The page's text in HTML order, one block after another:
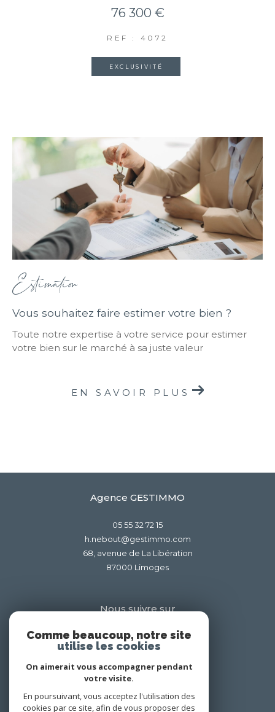
76 300 €
REF : 4072
EXCLUSIVITÉ
Estimation
Vous souhaitez faire estimer votre bien ?
Toute notre expertise à votre service pour estimer
votre bien sur le marché à sa juste valeur
EN SAVOIR PLUS
Agence GESTIMMO
05 55 32 72 15
h.nebout@gestimmo.com
68, avenue de La Libération
87000
limoges
Nous suivre sur
Adhérents
Comme beaucoup, notre site
utilise les cookies
On aimerait vous accompagner pendant
votre visite.
En poursuivant, vous acceptez l'utilisation des
cookies par ce site, afin de vous proposer des